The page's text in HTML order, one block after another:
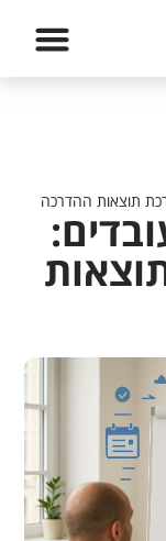
תוצאות